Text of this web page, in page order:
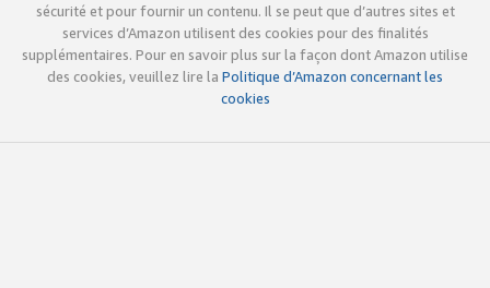
sécurité et pour fournir un contenu. Il se peut que d’autres sites et
services d’Amazon utilisent des cookies pour des finalités
supplémentaires. Pour en savoir plus sur la façon dont Amazon utilise
des cookies, veuillez lire la Politique d’Amazon concernant les
cookies